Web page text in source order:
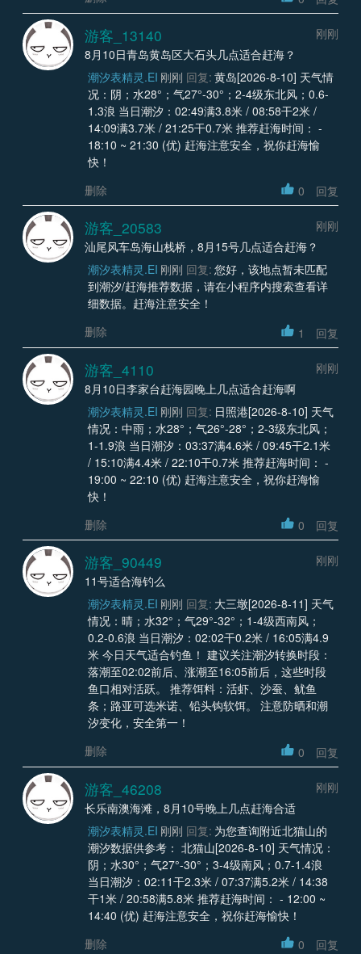
游客_13140
刚刚
8月10日青岛黄岛区大石头几点适合赶海？
潮汐表精灵.EI 刚刚 回复: 黄岛[2026-8-10] 天气情
况：阴；水28°；气27°-30°；2-4级东北风；0.6-
1.3浪 当日潮汐：02:49满3.8米 / 08:58干2米 /
14:09满3.7米 / 21:25干0.7米 推荐赶海时间： -
18:10 ~ 21:30 (优) 赶海注意安全，祝你赶海愉
快！
删除
0 回复
游客_20583
刚刚
汕尾风车岛海山栈桥，8月15号几点适合赶海？
潮汐表精灵.EI 刚刚 回复: 您好，该地点暂未匹配
到潮汐/赶海推荐数据，请在小程序内搜索查看详
细数据。赶海注意安全！
删除
1 回复
游客_4110
刚刚
8月10日李家台赶海园晚上几点适合赶海啊
潮汐表精灵.EI 刚刚 回复: 日照港[2026-8-10] 天气
情况：中雨；水28°；气26°-28°；2-3级东北风；
1-1.9浪 当日潮汐：03:37满4.6米 / 09:45干2.1米
/ 15:10满4.4米 / 22:10干0.7米 推荐赶海时间： -
19:00 ~ 22:10 (优) 赶海注意安全，祝你赶海愉
快！
删除
0 回复
游客_90449
刚刚
11号适合海钓么
潮汐表精灵.EI 刚刚 回复: 大三墩[2026-8-11] 天气
情况：晴；水32°；气29°-32°；1-4级西南风；
0.2-0.6浪 当日潮汐：02:02干0.2米 / 16:05满4.9
米 今日天气适合钓鱼！ 建议关注潮汐转换时段：
落潮至02:02前后、涨潮至16:05前后，这些时段
鱼口相对活跃。 推荐饵料：活虾、沙蚕、鱿鱼
条；路亚可选米诺、铅头钩软饵。 注意防晒和潮
汐变化，安全第一！
删除
0 回复
游客_46208
刚刚
长乐南澳海滩，8月10号晚上几点赶海合适
潮汐表精灵.EI 刚刚 回复: 为您查询附近北猫山的
潮汐数据供参考： 北猫山[2026-8-10] 天气情况：
阴；水30°；气27°-30°；3-4级南风；0.7-1.4浪
当日潮汐：02:11干2.3米 / 07:37满5.2米 / 14:38
干1米 / 20:58满5.8米 推荐赶海时间： - 12:00 ~
14:40 (优) 赶海注意安全，祝你赶海愉快！
删除
0 回复